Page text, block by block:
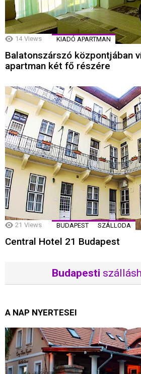
14 Views KIADÓ APARTMAN
Balatonszárszó központjában
apartman két fő részére
21 Views BUDAPEST SZÁLLODA
Central Hotel 21 Budapest
Budapesti
A NAP NYERTESEI